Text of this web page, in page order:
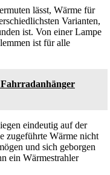
lässt, Wärme für
Varianten,
ist. Von einer Lampe
ist für alle
Fahrradanhänger
eindeutig auf der
zugeführte Wärme nicht
und sich geborgen
ein Wärmestrahler